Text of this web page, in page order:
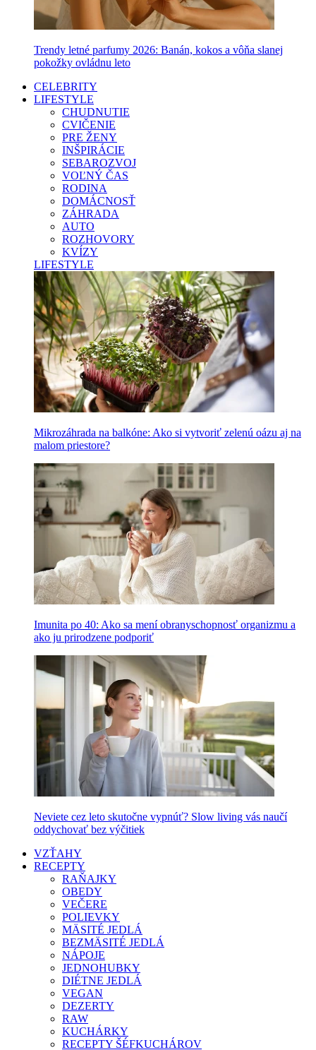
Trendy letné parfumy 2026: Banán, kokos a vôňa slanej
pokožky ovládnu leto
CELEBRITY
LIFESTYLE
CHUDNUTIE
CVIČENIE
PRE ŽENY
INŠPIRÁCIE
SEBAROZVOJ
VOĽNÝ ČAS
RODINA
DOMÁCNOSŤ
ZÁHRADA
AUTO
ROZHOVORY
KVÍZY
LIFESTYLE
Mikrozáhrada na balkóne: Ako si vytvoriť zelenú oázu aj na
malom priestore?
Imunita po 40: Ako sa mení obranyschopnosť organizmu a
ako ju prirodzene podporiť
Neviete cez leto skutočne vypnúť? Slow living vás naučí
oddychovať bez výčitiek
VZŤAHY
RECEPTY
RAŇAJKY
OBEDY
VEČERE
POLIEVKY
MÄSITÉ JEDLÁ
BEZMÄSITÉ JEDLÁ
NÁPOJE
JEDNOHUBKY
DIÉTNE JEDLÁ
VEGAN
DEZERTY
RAW
KUCHÁRKY
RECEPTY ŠÉFKUCHÁROV